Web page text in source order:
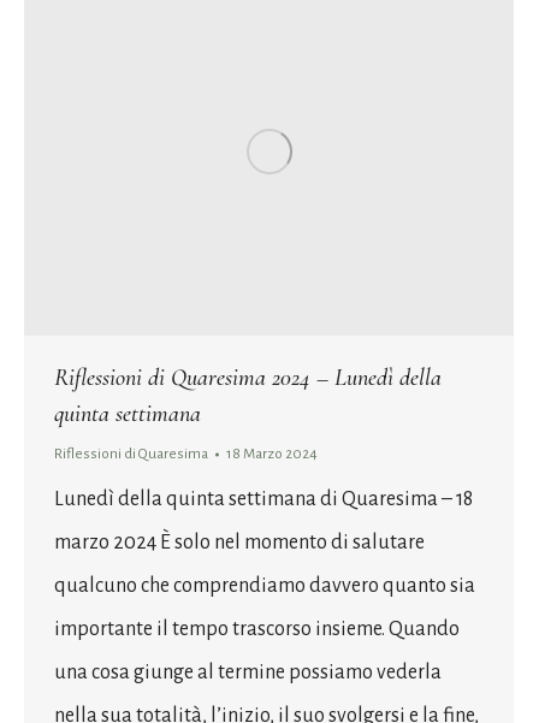
Riflessioni di Quaresima 2024 – Lunedì della
quinta settimana
Riflessioni di Quaresima 18 Marzo 2024
Lunedì della quinta settimana di Quaresima – 18
marzo 2024 È solo nel momento di salutare
qualcuno che comprendiamo davvero quanto sia
importante il tempo trascorso insieme. Quando
una cosa giunge al termine possiamo vederla
nella sua totalità, l’inizio, il suo svolgersi e la fine,